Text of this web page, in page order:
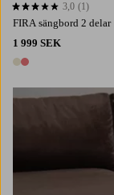
FIRA sängbord 2 delar
1 999 SEK
2 färger
3,0 baserat på 1 st betyg
3,0 (1)